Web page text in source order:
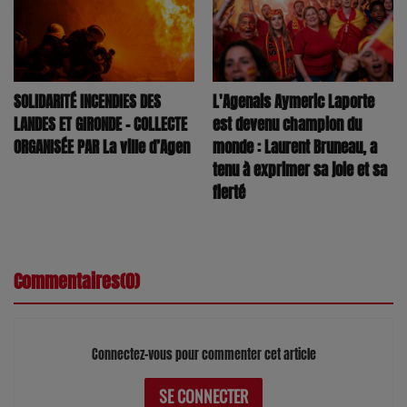
SOLIDARITÉ INCENDIES DES
LANDES ET GIRONDE – COLLECTE
ORGANISÉE PAR La ville d’Agen
L'Agenais Aymeric Laporte
est devenu champion du
monde : Laurent Bruneau, a
tenu à exprimer sa joie et sa
fierté
Commentaires(0)
Connectez-vous pour commenter cet article
SE CONNECTER